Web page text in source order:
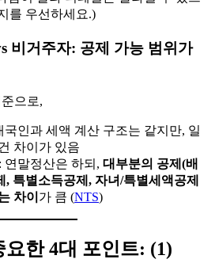
를 우선하세요.)
비거주자: 공제 가능 범위가
으로,
국인과 세액 계산 구조는 같지만, 일
차이가 있음
: 연말정산은 하되, 대부분의 공제(배
, 특별소득공제, 자녀/특별세액공제
차이 가 큼 (NTS)
한 4대 포인트: (1)